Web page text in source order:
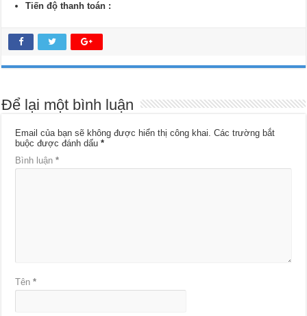
Tiến độ thanh toán :
Để lại một bình luận
Email của bạn sẽ không được hiển thị công khai. Các trường bắt
buộc được đánh dấu*
Bình luận*
Tên*